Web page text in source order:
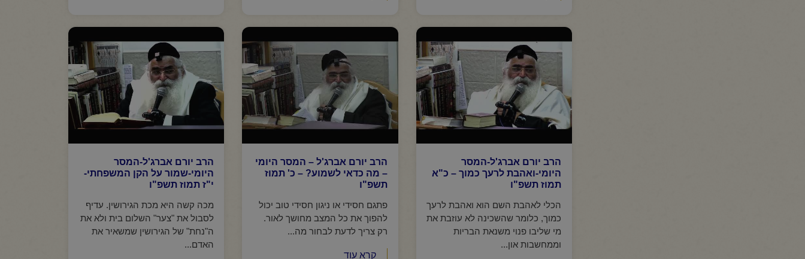
הרב יורם אברג'ל-המסר
היומי-ואהבת לרעך כמוך – כ"א
תמוז תשפ"ו
הכלי לאהבת השם הוא ואהבת לרעך
כמוך, כלומר שהשכינה לא עוזבת את
מי שליבו פנוי משנאת הבריות
וממחשבות און...
הרב יורם אברג'ל – המסר היומי
– מה כדאי לשמוע? – כ' תמוז
תשפ"ו
פתגם חסידי או ניגון חסידי טוב יכול
להפוך את כל המצב מחושך לאור.
רק צריך לדעת לבחור מה...
קרא עוד
הרב יורם אברג'ל-המסר
היומי-שמור על הקן המשפחתי-
י"ז תמוז תשפ"ו
מכה קשה היא מכת הגירושין. עדיף
לסבול את "צער" השלום בית ולא את
ה"נחת" של הגירושין שמשאיר את
האדם...